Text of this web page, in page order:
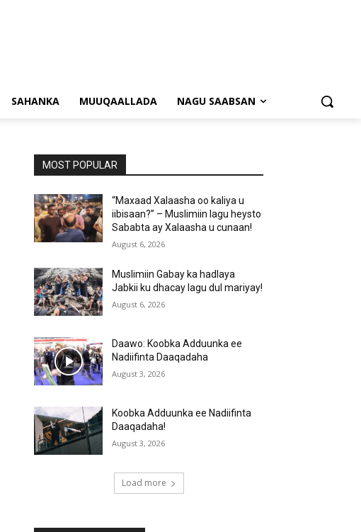
SAHANKA MUUQAALLADA NAGU SAABSAN
MOST POPULAR
“Maxaad Xalaasha oo kaliya u
iibisaan?” – Muslimiin lagu heysto
Sababta ay Xalaasha u cunaan!
August 6, 2026
Muslimiin Gabay ka hadlaya
Jabkii ku dhacay lagu dul mariyay!
August 6, 2026
Daawo: Koobka Adduunka ee
Nadiifinta Daaqadaha
August 3, 2026
Koobka Adduunka ee Nadiifinta
Daaqadaha!
August 3, 2026
Load more